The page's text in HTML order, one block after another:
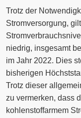
Trotz der
Stromversorgung,
niedrig, insgesamt
im Jahr 2022. Dies
bisherigen
Trotz dieser
zu vermerken, dass
kohlenstoffarmem